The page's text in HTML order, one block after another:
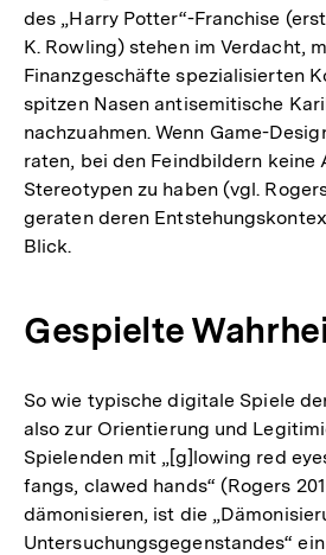
des „Harry Potter“-Franchise
K. Rowling) stehen im Verdacht,
Finanzgeschäfte spezialisierten
spitzen Nasen antisemitische
nachzuahmen. Wenn Game-
raten, bei den Feindbildern keine
Stereotypen zu haben (vgl.
geraten deren
Blick.
Gespielte
So wie typische digitale Spiele
also zur Orientierung und
Spielenden mit „[g]lowing red
fangs, clawed hands“ (Rogers
dämonisieren, ist die
Untersuchungsgegenstandes“